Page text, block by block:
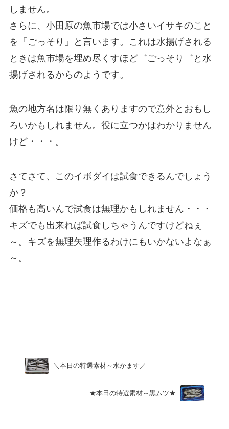
しません。
さらに、小田原の魚市場では小さいイサキのこと
を「ごっそり」と言います。これは水揚げされる
ときは魚市場を埋め尽くすほど゛ごっそり゛と水
揚げされるからのようです。
魚の地方名は限り無くありますので意外とおもし
ろいかもしれません。役に立つかはわかりません
けど・・・。
さてさて、このイボダイは試食できるんでしょう
か？
価格も高いんで試食は無理かもしれません・・・
キズでも出来れば試食しちゃうんですけどねぇ
～。キズを無理矢理作るわけにもいかないよなぁ
～。
＼本日の特選素材～水かます／
★本日の特選素材～黒ムツ★